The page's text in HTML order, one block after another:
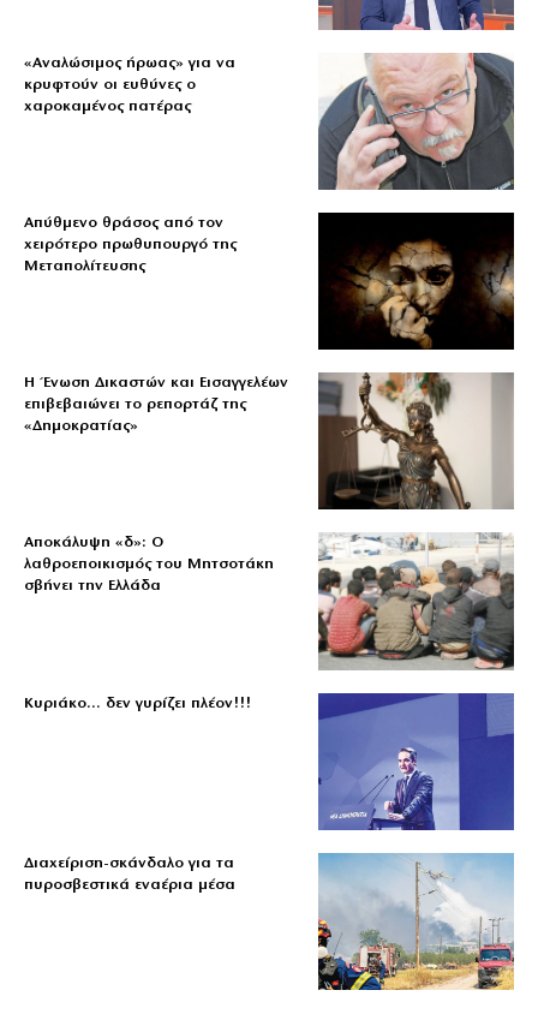
«Aναλώσιμος ήρωας» για να
κρυφτούν οι ευθύνες ο
χαροκαμένος πατέρας
Απύθμενο θράσος από τον
χειρότερο πρωθυπουργό της
Μεταπολίτευσης
Η Ένωση Δικαστών και Εισαγγελέων
επιβεβαιώνει το ρεπορτάζ της
«Δημοκρατίας»
Αποκάλυψη «δ»: Ο
λαθροεποικισμός του Μητσοτάκη
σβήνει την Ελλάδα
Κυριάκο… δεν γυρίζει πλέον!!!
Διαχείριση-σκάνδαλο για τα
πυροσβεστικά εναέρια μέσα